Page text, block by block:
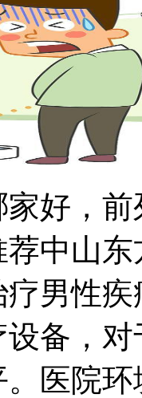
，前
中山
男性
备，
医院